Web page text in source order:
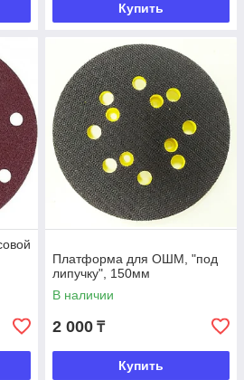
Купить
Платформа для ОШМ, "под
липучку", 150мм
В наличии
2 000 ₸
Купить